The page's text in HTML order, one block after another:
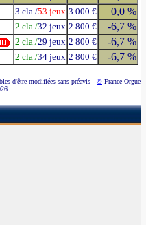
3 cla./53 jeux 3 000 € 0,0 %
2 cla./32 jeux 2 800 € -6,7 %
2 cla./29 jeux 2 800 € -6,7 %
2 cla./34 jeux 2 800 € -6,7 %
d'être modifiées sans préavis - © France Orgue